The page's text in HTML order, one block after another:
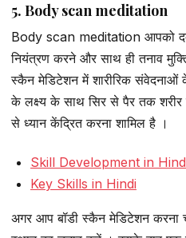
5. Body scan meditation
Body scan meditation आपको
नियंत्रण करने और साथ ही तनाव
स्कैन मेडिटेशन में शारीरिक संवेदनाओं
के लक्ष्य के साथ सिर से पैर तक
से ध्यान केंद्रित करना शामिल है ।
Skill Development in
Key Skills in Hindi
अगर आप बॉडी स्कैन मेडिटेशन करना